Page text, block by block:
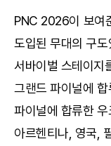
PNC 2026이 보여
도입된 무대의 구
서바이벌 스테이지
그랜드 파이널에
파이널에 합류한
아르헨티나, 영국,